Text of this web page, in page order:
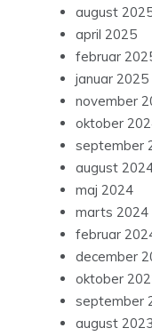
august
april 2025
februar
januar 2025
november
oktober
september
august
maj 2024
marts 2024
februar
december
oktober
september
august 2023